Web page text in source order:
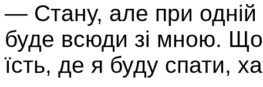
— Стану, але при
буде всюди зі мною. Що
їсть, де я буду спати,